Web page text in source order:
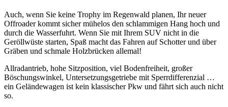
Auch, wenn Sie keine Trophy im Regenwald planen, Ihr neuer
Offroader kommt sicher mühelos den schlammigen Hang hoch und
durch die Wasserfuhrt. Wenn Sie mit Ihrem SUV nicht in die
Geröllwüste starten, Spaß macht das Fahren auf Schotter und über
Gräben und schmale Holzbrücken allemal!
Allradantrieb, hohe Sitzposition, viel Bodenfreiheit, großer
Böschungswinkel, Untersetzungsgetriebe mit Sperrdifferenzial …
ein Geländewagen ist kein klassischer Pkw und fährt sich auch nicht
so.